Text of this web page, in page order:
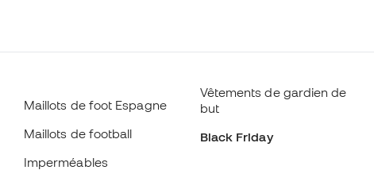
Maillots de foot Espagne
Maillots de football
Imperméables
Vêtements de gardien de
but
Black Friday